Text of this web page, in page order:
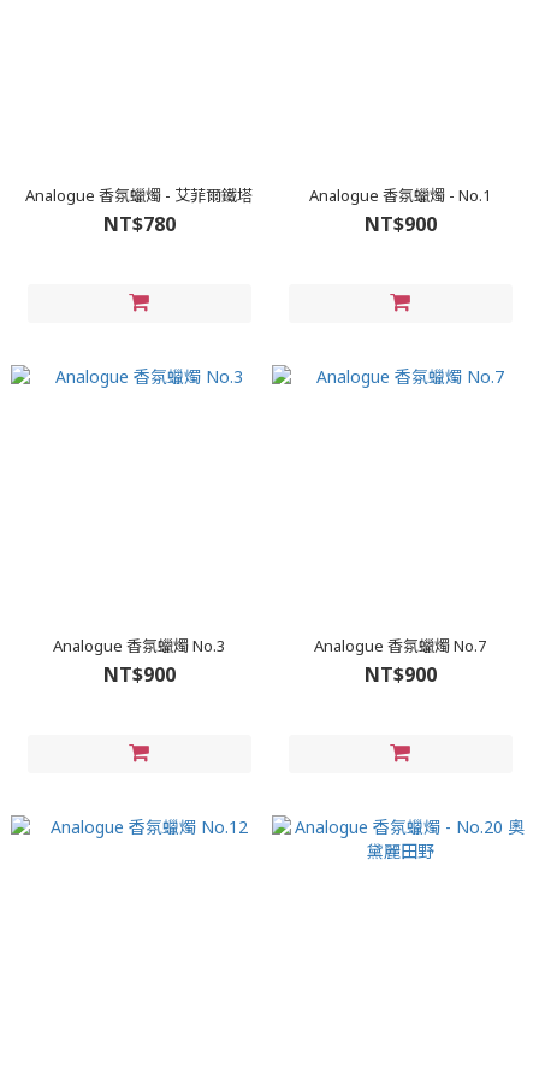
Analogue 香氛蠟燭 - 艾菲爾鐵塔
NT$780
Analogue 香氛蠟燭 - No.1
NT$900
Analogue 香氛蠟燭 No.3
NT$900
Analogue 香氛蠟燭 No.7
NT$900